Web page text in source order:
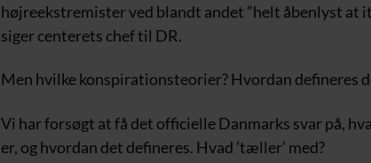
højreekstremister ved blandt andet ”helt åbenlyst
siger centerets chef til DR.
Men hvilke konspirationsteorier? Hvordan defineres
Vi har forsøgt at få det officielle Danmarks svar på,
er, og hvordan det defineres. Hvad ’tæller’ med?